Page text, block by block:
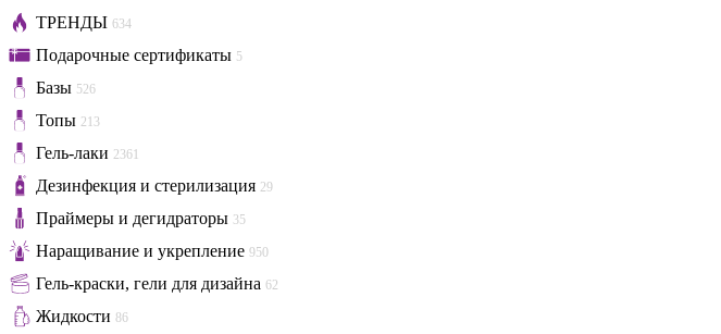
ТРЕНДЫ 634
Подарочные сертификаты 5
Базы 526
Топы 213
Гель-лаки 2361
Дезинфекция и стерилизация 29
Праймеры и дегидраторы 35
Наращивание и укрепление 950
Гель-краски, гели для дизайна 62
Жидкости 86